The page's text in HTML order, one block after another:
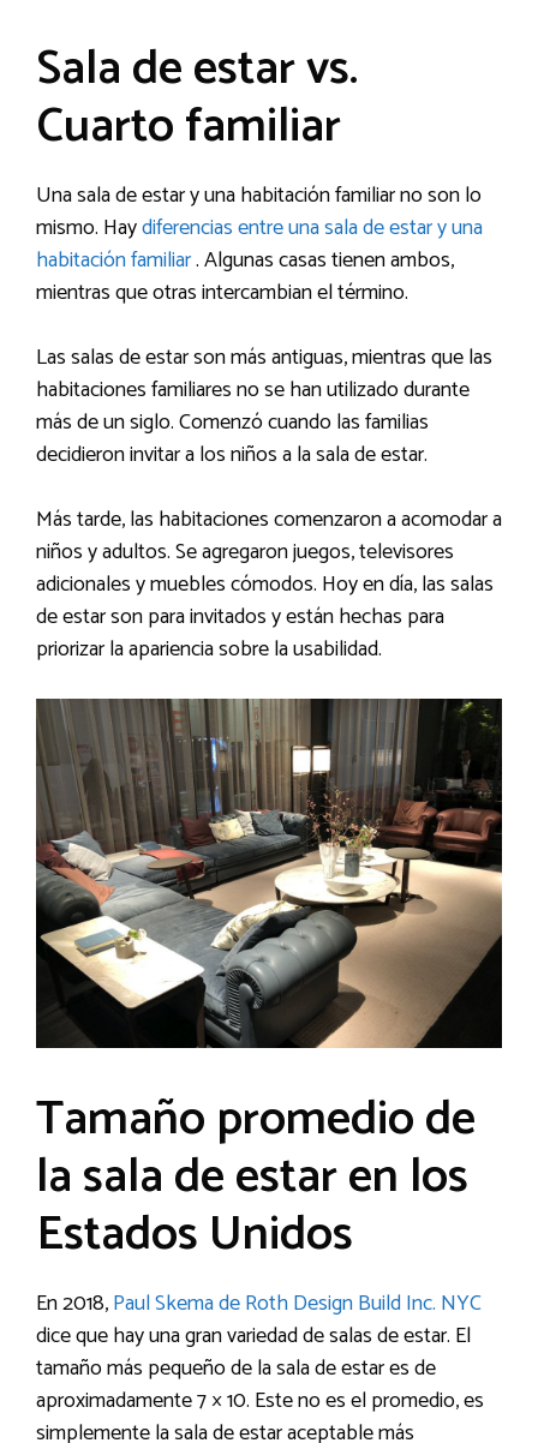
Sala de estar vs.
Cuarto familiar
Una sala de estar y una habitación familiar no son lo
mismo. Haydiferencias entre una sala de estar y una
habitación familiar. Algunas casas tienen ambos,
mientras que otras intercambian el término.
Las salas de estar son más antiguas, mientras que las
habitaciones familiares no se han utilizado durante
más de un siglo. Comenzó cuando las familias
decidieron invitar a los niños a la sala de estar.
Más tarde, las habitaciones comenzaron a acomodar a
niños y adultos. Se agregaron juegos, televisores
adicionales y muebles cómodos. Hoy en día, las salas
de estar son para invitados y están hechas para
priorizar la apariencia sobre la usabilidad.
Tamaño promedio de
la sala de estar en los
Estados Unidos
En 2018,Paul Skema de Roth Design Build Inc. NYC
dice que hay una gran variedad de salas de estar. El
tamaño más pequeño de la sala de estar es de
aproximadamente 7 × 10. Este no es el promedio, es
simplemente la sala de estar aceptable más